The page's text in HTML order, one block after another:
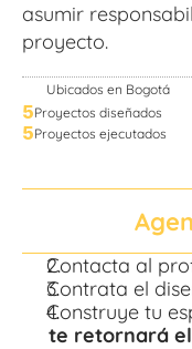
asumir
proyecto.
Ubicados en Bogotá
5Proyectos diseñados
5Proyectos ejecutados
Contacta al
Contrata el
Construye tu
te retornará el